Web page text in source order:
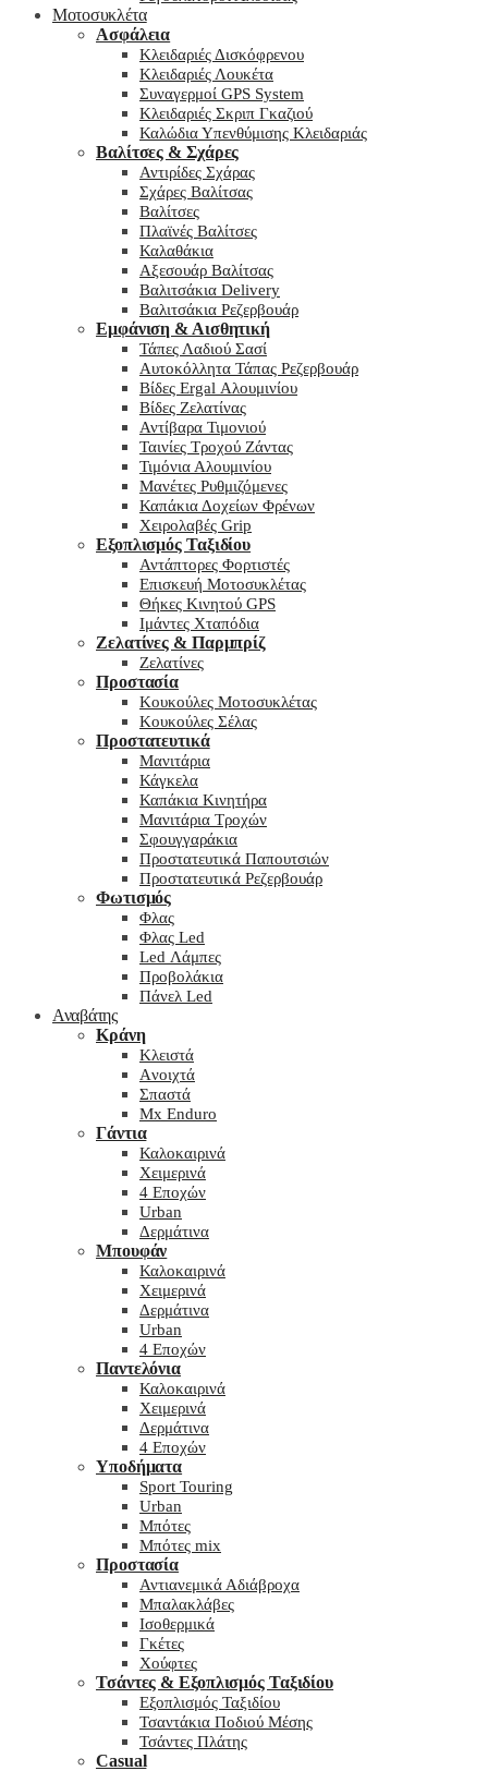
Μοτοσυκλέτα
Ασφάλεια
Κλειδαριές Δισκόφρενου
Κλειδαριές Λουκέτα
Συναγερμοί GPS System
Κλειδαριές Σκριπ Γκαζιού
Καλώδια Υπενθύμισης Κλειδαριάς
Βαλίτσες & Σχάρες
Αντιρίδες Σχάρας
Σχάρες Βαλίτσας
Βαλίτσες
Πλαϊνές Βαλίτσες
Καλαθάκια
Αξεσουάρ Βαλίτσας
Βαλιτσάκια Delivery
Βαλιτσάκια Ρεζερβουάρ
Εμφάνιση & Αισθητική
Τάπες Λαδιού Σασί
Αυτοκόλλητα Τάπας Ρεζερβουάρ
Βίδες Ergal Αλουμινίου
Βίδες Ζελατίνας
Αντίβαρα Τιμονιού
Ταινίες Τροχού Ζάντας
Τιμόνια Αλουμινίου
Μανέτες Ρυθμιζόμενες
Καπάκια Δοχείων Φρένων
Χειρολαβές Grip
Εξοπλισμός Ταξιδίου
Αντάπτορες Φορτιστές
Επισκευή Μοτοσυκλέτας
Θήκες Κινητού GPS
Ιμάντες Χταπόδια
Ζελατίνες & Παρμπρίζ
Ζελατίνες
Προστασία
Κουκούλες Μοτοσυκλέτας
Κουκούλες Σέλας
Προστατευτικά
Μανιτάρια
Κάγκελα
Καπάκια Κινητήρα
Μανιτάρια Τροχών
Σφουγγαράκια
Προστατευτικά Παπουτσιών
Προστατευτικά Ρεζερβουάρ
Φωτισμός
Φλας
Φλας Led
Led Λάμπες
Προβολάκια
Πάνελ Led
Αναβάτης
Κράνη
Kλειστά
Aνοιχτά
Σπαστά
Mx Enduro
Γάντια
Καλοκαιρινά
Χειμερινά
4 Εποχών
Urban
Δερμάτινα
Μπουφάν
Καλοκαιρινά
Χειμερινά
Δερμάτινα
Urban
4 Εποχών
Παντελόνια
Καλοκαιρινά
Χειμερινά
Δερμάτινα
4 Εποχών
Υποδήματα
Sport Touring
Urban
Μπότες
Μπότες mix
Προστασία
Αντιανεμικά Αδιάβροχα
Μπαλακλάβες
Ισοθερμικά
Γκέτες
Χούφτες
Τσάντες & Εξοπλισμός Ταξιδίου
Εξοπλισμός Ταξιδίου
Τσαντάκια Ποδιού Μέσης
Τσάντες Πλάτης
Casual